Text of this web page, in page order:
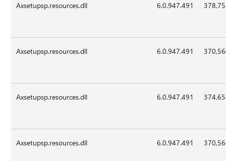
Axsetupsp.resources.dll 6.0.947.491
Axsetupsp.resources.dll 6.0.947.491
Axsetupsp.resources.dll 6.0.947.491
Axsetupsp.resources.dll 6.0.947.491